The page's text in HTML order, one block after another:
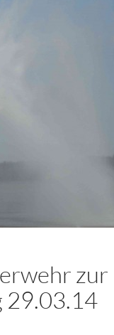
zur
29.03.14